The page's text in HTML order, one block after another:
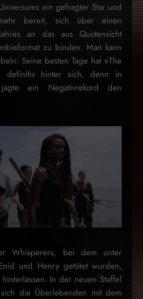
ein gefragter Star und
bereit, sich über einen
an das aus Quotensicht
zu binden. Man kann
Seine besten Tage hat «The
definitiv hinter sich, denn in
ein Negativrekord den
Whisperers, bei dem unter
und Henry getötet wurden,
In der neuen Staffel
die Überlebenden mit dem